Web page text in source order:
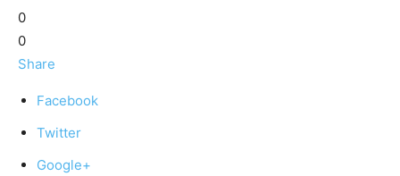
0
0
Share
Facebook
Twitter
Google+